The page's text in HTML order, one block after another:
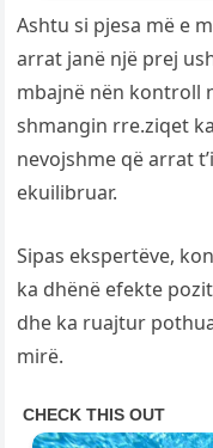
Ashtu si pjesa më e
arrat janë një prej
mbajnë nën kontroll
shmangin rre.ziqet
nevojshme që arrat
ekuilibruar.
Sipas ekspertëve,
ka dhënë efekte
dhe ka ruajtur
mirë.